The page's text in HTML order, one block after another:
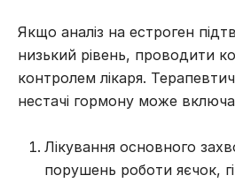
Якщо аналіз на естроген
низький рівень, проводити
контролем лікаря.
нестачі гормону може
Лікування основного
порушень роботи яєчок,